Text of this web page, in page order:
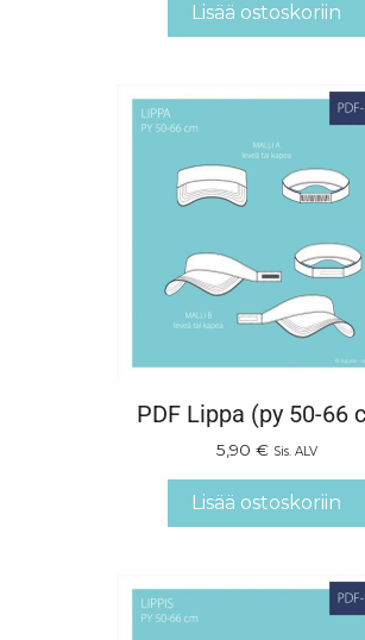
Lisää ostoskoriin
PDF Lippa (py 50-66
5,90 € Sis. ALV
Lisää ostoskoriin